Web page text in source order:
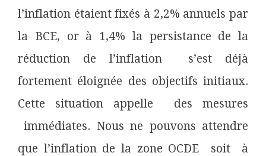
l’inflation étaient fixés à 2,2% annuels par
la BCE, or à 1,4% la persistance de la
réduction de l’inflation s’est déjà
fortement éloignée des objectifs initiaux.
Cette situation appelle des mesures
immédiates. Nous ne pouvons attendre
que l’inflation de la zone OCDE soit à